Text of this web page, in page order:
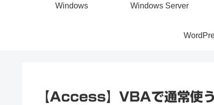
Windows Windows Server
【Access】VBAで通常使う